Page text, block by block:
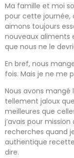
Ma famille et moi
pour cette journée,
aimons toujours
nouveaux aliments
que nous ne le
En bref, nous
fois. Mais je ne me
Nous avons mangé
tellement jaloux
meilleures que
j’avais pour
recherches quand
authentique recette
dire.